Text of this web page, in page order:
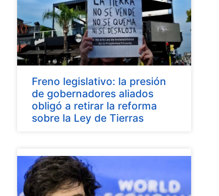
Freno legislativo: la presión
de gobernadores aliados
obligó a retirar la reforma
sobre la Ley de Tierras